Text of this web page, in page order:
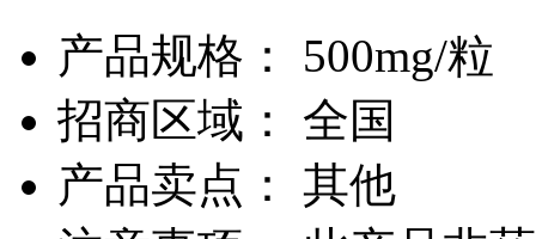
产品规格： 500mg/粒
招商区域： 全国
产品卖点： 其他